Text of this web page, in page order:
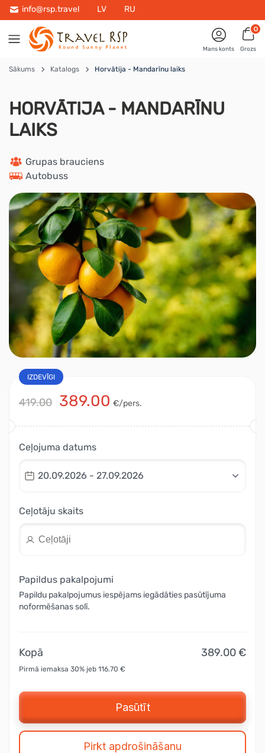
info@rsp.travel LV RU
Mans konts
0
Grozs
Sākums Katalogs Horvātija - Mandarīnu laiks
HORVĀTIJA - MANDARĪNU
LAIKS
Grupas brauciens
Autobuss
IZDEVĪGI
419.00 389.00 €/pers.
Ceļojuma datums
20.09.2026 - 27.09.2026
Ceļotāju skaits
Papildus pakalpojumi
Papildu pakalpojumus iespējams iegādāties pasūtījuma
noformēšanas solī.
Kopā 389.00 €
Pirmā iemaksa 30% jeb 116.70 €
Pasūtīt
Pirkt apdrošināšanu